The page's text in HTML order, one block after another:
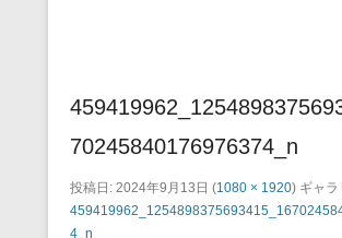
70245840176976374_n
投稿日: 2024年9月13日 (1080 × 1920) ギャラ
4_n